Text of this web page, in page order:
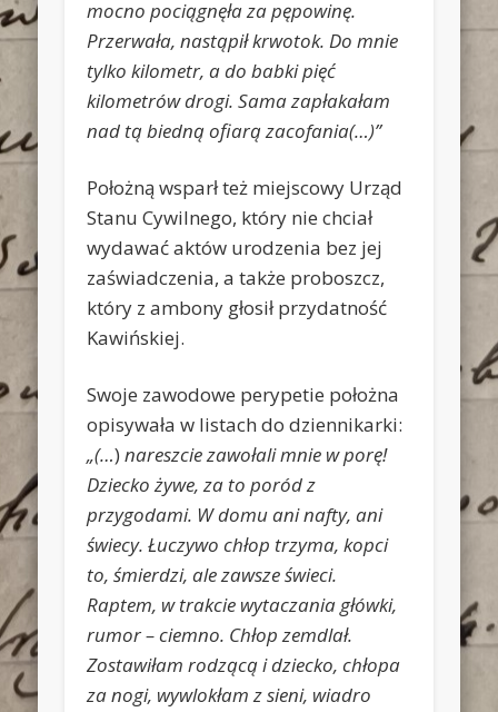
mocno pociągnęła za pępowinę.
Przerwała, nastąpił krwotok. Do mnie
tylko kilometr, a do babki pięć
kilometrów drogi. Sama zapłakałam
nad tą biedną ofiarą zacofania(…)”
Położną wsparł też miejscowy Urząd
Stanu Cywilnego, który nie chciał
wydawać aktów urodzenia bez jej
zaświadczenia, a także proboszcz,
który z ambony głosił przydatność
Kawińskiej.
Swoje zawodowe perypetie położna
opisywała w listach do dziennikarki:
„(…) nareszcie zawołali mnie w porę!
Dziecko żywe, za to poród z
przygodami. W domu ani nafty, ani
świecy. Łuczywo chłop trzyma, kopci
to, śmierdzi, ale zawsze świeci.
Raptem, w trakcie wytaczania główki,
rumor – ciemno. Chłop zemdlał.
Zostawiłam rodzącą i dziecko, chłopa
za nogi, wywlokłam z sieni, wiadro